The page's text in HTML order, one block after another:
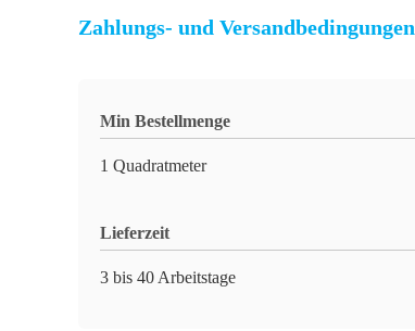
Zahlungs- und Versandbedingungen
Min Bestellmenge
1 Quadratmeter
Lieferzeit
3 bis 40 Arbeitstage